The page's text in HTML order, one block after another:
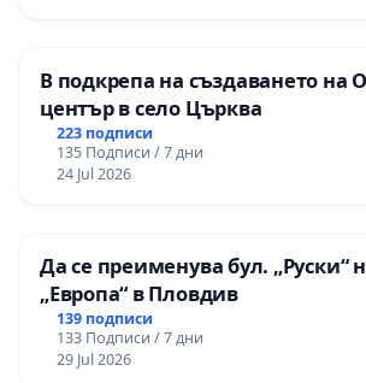
В подкрепа на създаването на
център в село Църква
223 подписи
135 Подписи / 7 дни
24 Jul 2026
Да се преименува бул. „Руски“
„Европа“ в Пловдив
139 подписи
133 Подписи / 7 дни
29 Jul 2026